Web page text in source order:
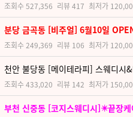
최저가
리뷰417
조회수527,356
최저가
리뷰 106
조회수249,369
최저가
리뷰 142
조회수433,020